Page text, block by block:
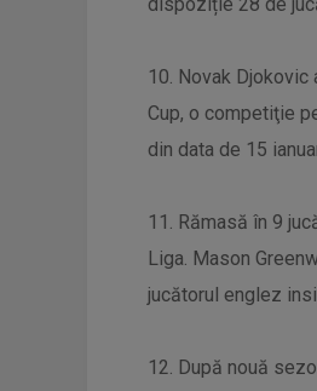
10. Novak
Cup, o competiţie
din data de 15
11. Rămasă în 9
Liga. Mason
jucătorul englez
12. După nouă